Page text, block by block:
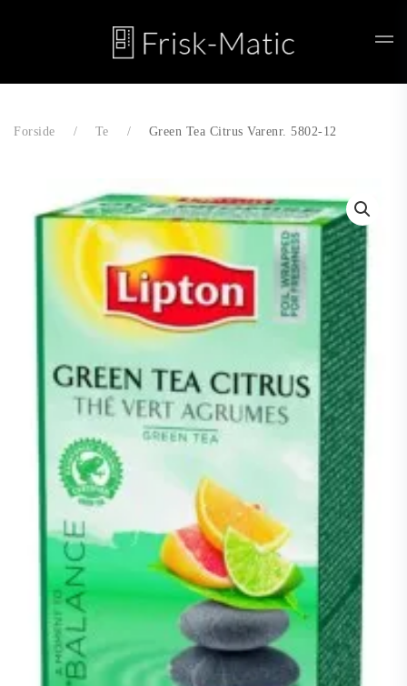
Skip to main content
Forside Te Green Tea Citrus Varenr. 5802-12